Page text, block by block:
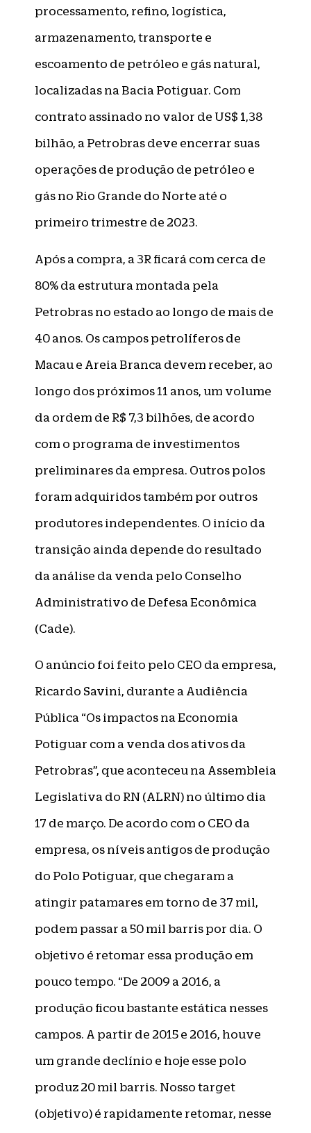
processamento, refino, logística,
armazenamento, transporte e
escoamento de petróleo e gás natural,
localizadas na Bacia Potiguar. Com
contrato assinado no valor de US$ 1,38
bilhão, a Petrobras deve encerrar suas
operações de produção de petróleo e
gás no Rio Grande do Norte até o
primeiro trimestre de 2023.
Após a compra, a 3R ficará com cerca de
80% da estrutura montada pela
Petrobras no estado ao longo de mais de
40 anos. Os campos petrolíferos de
Macau e Areia Branca devem receber, ao
longo dos próximos 11 anos, um volume
da ordem de R$ 7,3 bilhões, de acordo
com o programa de investimentos
preliminares da empresa. Outros polos
foram adquiridos também por outros
produtores independentes. O início da
transição ainda depende do resultado
da análise da venda pelo Conselho
Administrativo de Defesa Econômica
(Cade).
O anúncio foi feito pelo CEO da empresa,
Ricardo Savini, durante a Audiência
Pública “Os impactos na Economia
Potiguar com a venda dos ativos da
Petrobras”, que aconteceu na Assembleia
Legislativa do RN (ALRN) no último dia
17 de março. De acordo com o CEO da
empresa, os níveis antigos de produção
do Polo Potiguar, que chegaram a
atingir patamares em torno de 37 mil,
podem passar a 50 mil barris por dia. O
objetivo é retomar essa produção em
pouco tempo. “De 2009 a 2016, a
produção ficou bastante estática nesses
campos. A partir de 2015 e 2016, houve
um grande declínio e hoje esse polo
produz 20 mil barris. Nosso target
(objetivo) é rapidamente retomar, nesse